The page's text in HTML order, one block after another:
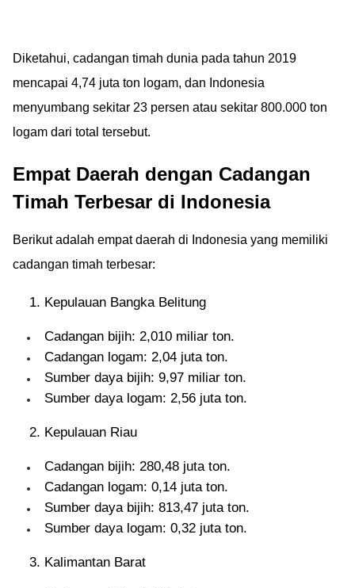
Diketahui, cadangan timah dunia pada tahun 2019
mencapai 4,74 juta ton logam, dan Indonesia
menyumbang sekitar 23 persen atau sekitar 800.000 ton
logam dari total tersebut.
Empat Daerah dengan Cadangan
Timah Terbesar di Indonesia
Berikut adalah empat daerah di Indonesia yang memiliki
cadangan timah terbesar:
Kepulauan Bangka Belitung
Cadangan bijih: 2,010 miliar ton.
Cadangan logam: 2,04 juta ton.
Sumber daya bijih: 9,97 miliar ton.
Sumber daya logam: 2,56 juta ton.
Kepulauan Riau
Cadangan bijih: 280,48 juta ton.
Cadangan logam: 0,14 juta ton.
Sumber daya bijih: 813,47 juta ton.
Sumber daya logam: 0,32 juta ton.
Kalimantan Barat